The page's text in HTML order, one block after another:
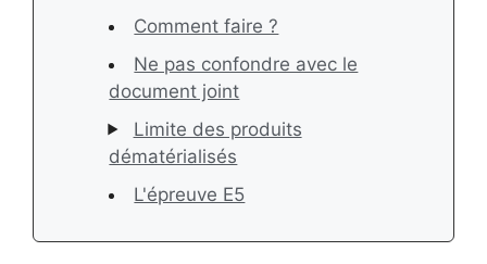
Comment faire ?
Ne pas confondre avec le
document joint
Limite des produits
dématérialisés
L'épreuve E5